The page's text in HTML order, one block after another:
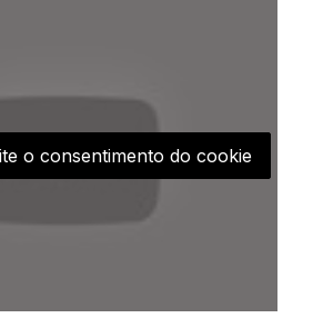
o consentimento do cookie